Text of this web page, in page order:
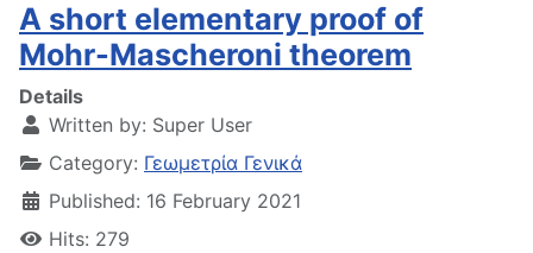
A short elementary proof of
Mohr-Mascheroni theorem
Details
Written by: Super User
Category: Γεωμετρία Γενικά
Published: 16 February 2021
Hits: 279